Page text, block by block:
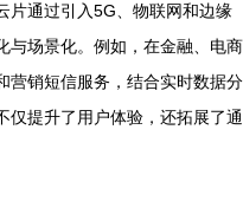
片通过引入5G、物联网和边缘
与场景化。例如，在金融、电商
营销短信服务，结合实时数据分
仅提升了用户体验，还拓展了通